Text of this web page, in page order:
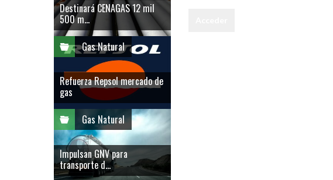
Destinará CENAGAS 12 mil
500 m...
Gas Natural
Refuerza Repsol mercado de
gas
Gas Natural
Impulsan GNV para
transporte d...